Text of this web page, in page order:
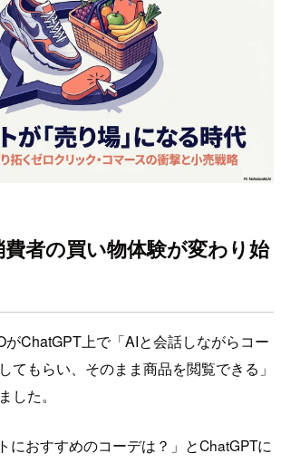
者の買い物体験が変わり始
ChatGPT上で「AIと会話しながらコー
てもらい、そのまま商品を閲覧できる」
した。
におすすめのコーデは？」とChatGPTに